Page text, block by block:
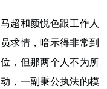
马超和颜悦色跟工作人
员求情，暗示得非常到
位，但那两个人不为所
动，一副秉公执法的模